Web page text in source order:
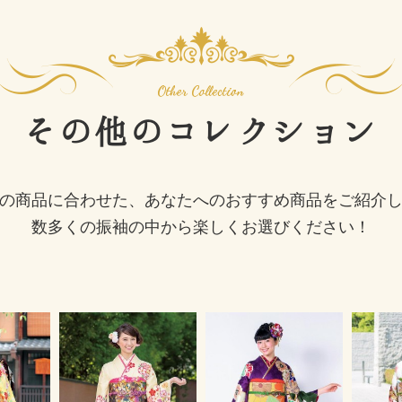
その他の コレクション
商品に合わせた、あなたへのおすすめ商品をご紹介
数多くの振袖の中から楽しくお選びください！